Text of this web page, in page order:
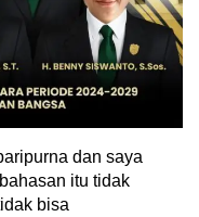
dan saya
itu tidak
bisa